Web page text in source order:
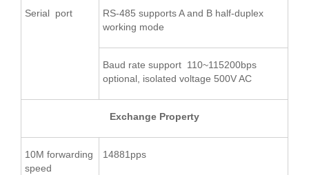
Serial port
RS-485 supports A and B half-duplex
working mode
Baud rate support 110~115200bps
optional, isolated voltage 500V AC
Exchange Property
10M forwarding
speed
14881pps